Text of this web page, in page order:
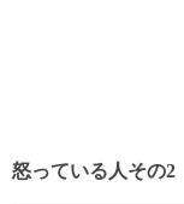
怒っている人その2